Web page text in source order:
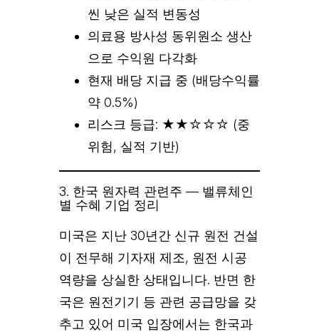
씬 낮은 실적 변동성
의료용 방사성 동위원소 생산
으로 수익원 다각화
현재 배당 지급 중 (배당수익률
약 0.5%)
리스크 등급: ★★☆☆☆ (중
위험, 실적 기반)
3. 한국 원자력 관련주 — 밸류체인
별 수혜 기업 정리
미국은 지난 30년간 신규 원전 건설
이 전무해 기자재 제조, 원전 시공
역량을 상실한 상태입니다. 반면 한
국은 원전기기 등 관련 공급망을 갖
추고 있어 미국 입장에서는 한국과